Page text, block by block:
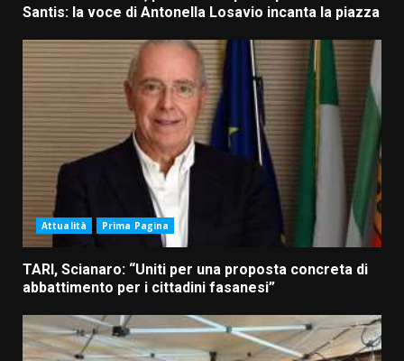
Santis: la voce di Antonella Losavio incanta la piazza
Attualità Prima Pagina
TARI, Scianaro: “Uniti per una proposta concreta di
abbattimento per i cittadini fasanesi”
del Pesce Spada” a Savelletri
9 Agosto 2026 07:32